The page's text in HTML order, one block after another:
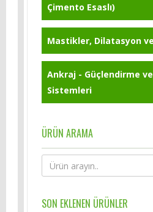
Çimento Esaslı)
Mastikler, Dilatasyon
Ankraj - Güçlendirme
Sistemleri
ÜRÜN ARAMA
SON EKLENEN ÜRÜNLER